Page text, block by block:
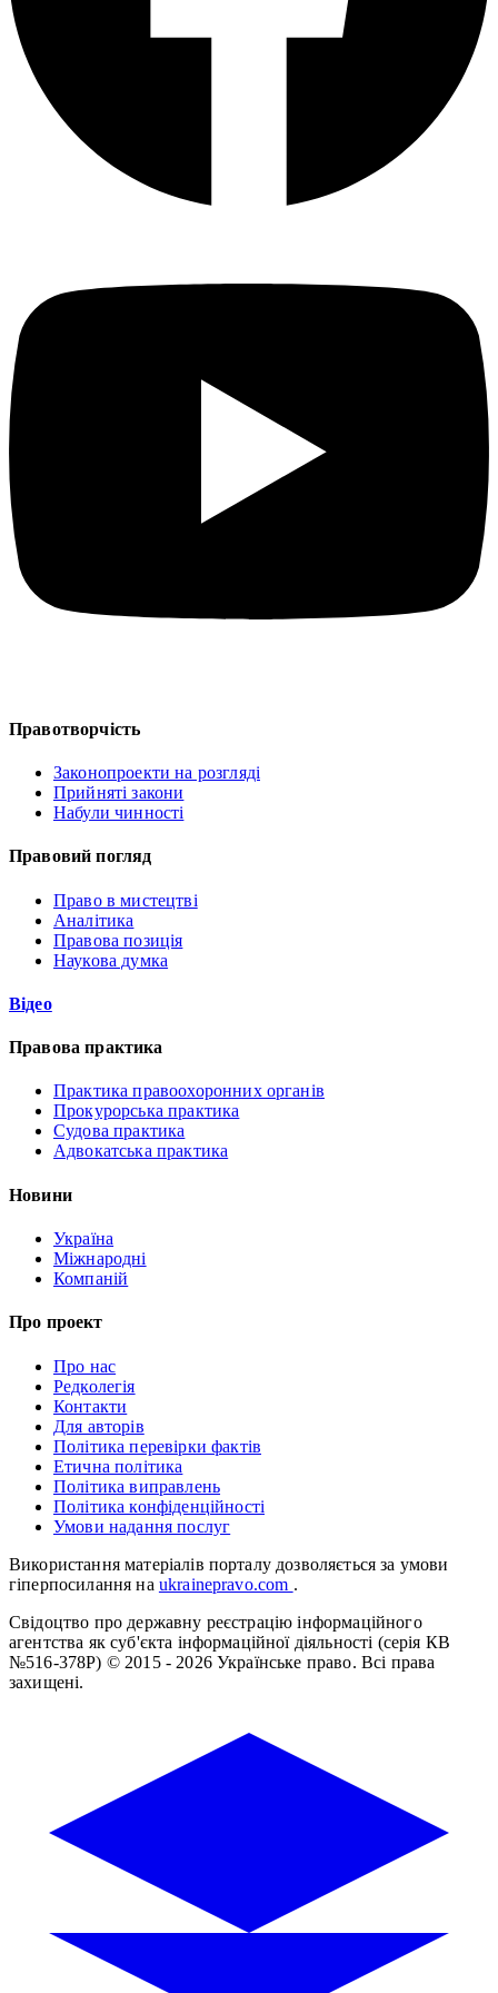
Правотворчість
Законопроекти на розгляді
Прийняті закони
Набули чинності
Правовий погляд
Право в мистецтві
Аналітика
Правова позиція
Наукова думка
Відео
Правова практика
Практика правоохоронних органів
Прокурорська практика
Судова практика
Адвокатська практика
Новини
Україна
Міжнародні
Компаній
Про проект
Про нас
Редколегія
Контакти
Для авторів
Політика перевірки фактів
Етична політика
Політика виправлень
Політика конфіденційності
Умови надання послуг
Використання матеріалів порталу дозволяється за умови
гіперпосилання на ukrainepravo.com .
Свідоцтво про державну реєстрацію інформаційного
агентства як суб'єкта інформаційної діяльності (серія КВ
№516-378Р) © 2015 - 2026 Українське право. Всі права
захищені.